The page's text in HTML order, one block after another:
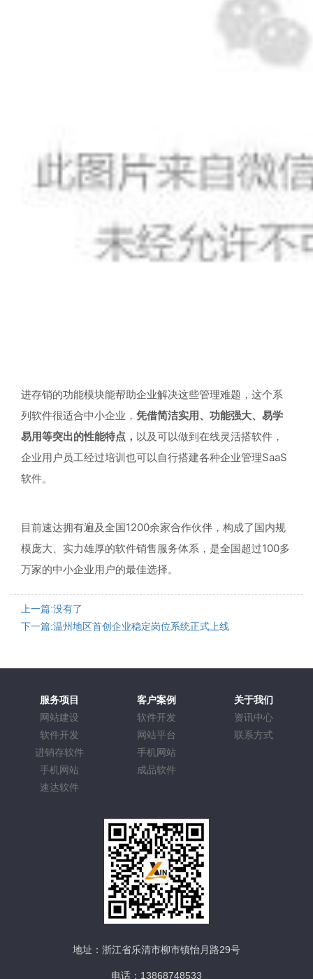
进存销的功能模块能帮助企业解决这些管理难题，这个系
列软件很适合中小企业， 凭借简洁实用、功能强大、易学
易用等突出的性能特点， 以及可以做到在线灵活搭软件，
企业用户员工经过培训也可以自行搭建各种企业管理SaaS
软件。
目前速达拥有遍及全国1200余家合作伙伴，构成了国内规
模庞大、实力雄厚的软件销售服务体系， 是全国超过100多
万家的中小企业用户的最佳选择。
上一篇:没有了
下一篇:温州地区首创企业稳定岗位系统正式上线
服务项目
网站建设
软件开发
进销存软件
手机网站
速达软件
客户案例
软件开发
网站平台
手机网站
成品软件
关于我们
资讯中心
联系方式
地址：浙江省乐清市柳市镇怡月路29号
电话：13868748533